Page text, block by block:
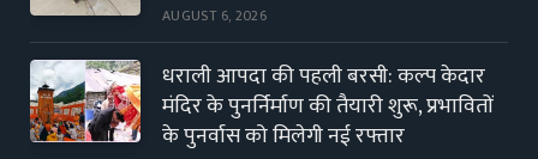
AUGUST 6, 2026
धराली आपदा की पहली बरसी: कल्प केदार
मंदिर के पुनर्निर्माण की तैयारी शुरू, प्रभावितों
के पुनर्वास को मिलेगी नई रफ्तार